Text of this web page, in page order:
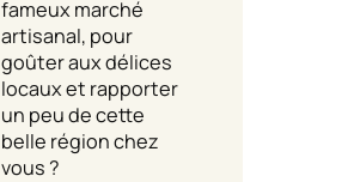
fameux marché
artisanal, pour
goûter aux délices
locaux et rapporter
un peu de cette
belle région chez
vous ?